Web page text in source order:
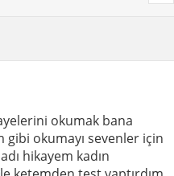
okumak bana
okumayı sevenler için
hikayem kadın